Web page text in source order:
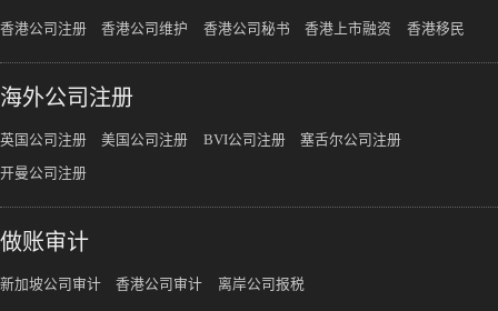
香港公司注册 香港公司维护 香港公司秘书 香港上市融资 香港移民
海外公司注册
英国公司注册 美国公司注册 BVI公司注册 塞舌尔公司注册
开曼公司注册
做账审计
新加坡公司审计 香港公司审计 离岸公司报税